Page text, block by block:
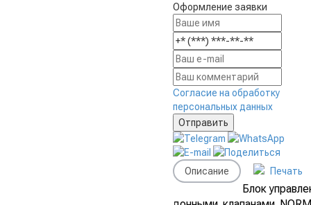
Оформление заявки
Согласие на обработку
персональных данных
Описание Печать
Блок